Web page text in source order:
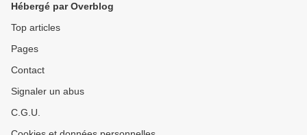
Hébergé par Overblog
Top articles
Pages
Contact
Signaler un abus
C.G.U.